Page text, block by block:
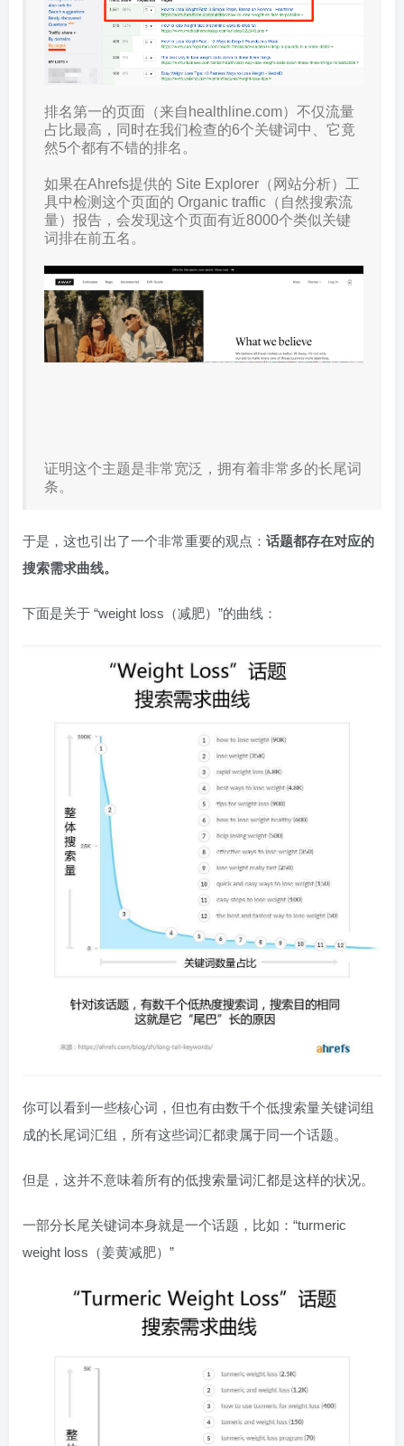
排名第一的页面（来自healthline.com）不仅流量
占比最高，同时在我们检查的6个关键词中、它竟
然5个都有不错的排名。
如果在Ahrefs提供的 Site Explorer（网站分析）工
具中检测这个页面的 Organic traffic（自然搜索流
量）报告，会发现这个页面有近8000个类似关键
词排在前五名。
证明这个主题是非常宽泛，拥有着非常多的长尾词
条。
于是，这也引出了一个非常重要的观点： 话题都存在对应的
搜索需求曲线。
下面是关于 “weight loss（减肥）”的曲线：
你可以看到一些核心词，但也有由数千个低搜索量关键词组
成的长尾词汇组，所有这些词汇都隶属于同一个话题。
但是，这并不意味着所有的低搜索量词汇都是这样的状况。
一部分长尾关键词本身就是一个话题，比如：“turmeric
weight loss（姜黄减肥）”